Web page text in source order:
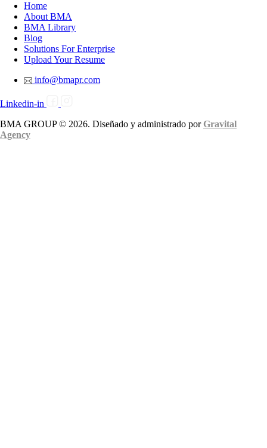
Home
About BMA
BMA Library
Blog
Solutions For Enterprise
Upload Your Resume
info@bmapr.com
Linkedin-in
BMA GROUP © 2026. Diseñado y administrado por Gravital
Agency